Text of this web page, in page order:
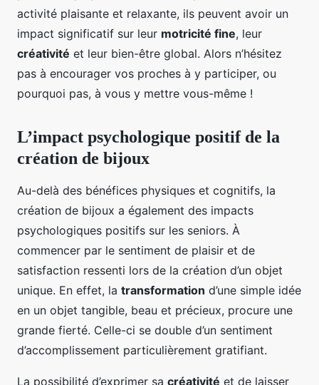
activité plaisante et relaxante, ils peuvent avoir un
impact significatif sur leur motricité fine, leur
créativité et leur bien-être global. Alors n’hésitez
pas à encourager vos proches à y participer, ou
pourquoi pas, à vous y mettre vous-même !
L’impact psychologique positif de la
création de bijoux
Au-delà des bénéfices physiques et cognitifs, la
création de bijoux a également des impacts
psychologiques positifs sur les seniors. À
commencer par le sentiment de plaisir et de
satisfaction ressenti lors de la création d’un objet
unique. En effet, la transformation d’une simple idée
en un objet tangible, beau et précieux, procure une
grande fierté. Celle-ci se double d’un sentiment
d’accomplissement particulièrement gratifiant.
La possibilité d’exprimer sa créativité et de laisser